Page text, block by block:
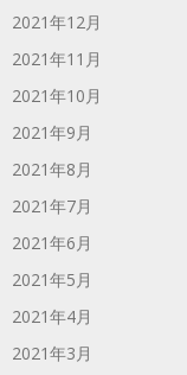
2021年12月
2021年11月
2021年10月
2021年9月
2021年8月
2021年7月
2021年6月
2021年5月
2021年4月
2021年3月